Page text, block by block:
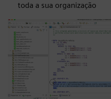
toda a sua organização